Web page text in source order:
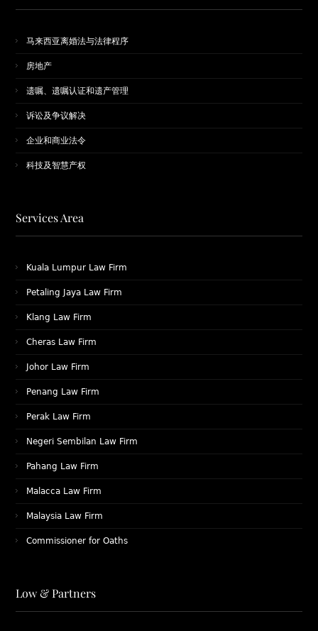
马来西亚离婚法与法律程序
房地产
遗嘱、遗嘱认证和遗产管理
诉讼及争议解决
企业和商业法令
科技及智慧产权
Services Area
Kuala Lumpur Law Firm
Petaling Jaya Law Firm
Klang Law Firm
Cheras Law Firm
Johor Law Firm
Penang Law Firm
Perak Law Firm
Negeri Sembilan Law Firm
Pahang Law Firm
Malacca Law Firm
Malaysia Law Firm
Commissioner for Oaths
Low & Partners